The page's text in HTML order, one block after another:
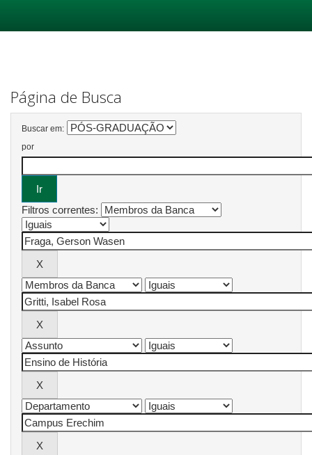
Página de Busca
Buscar em:
por
Filtros correntes: